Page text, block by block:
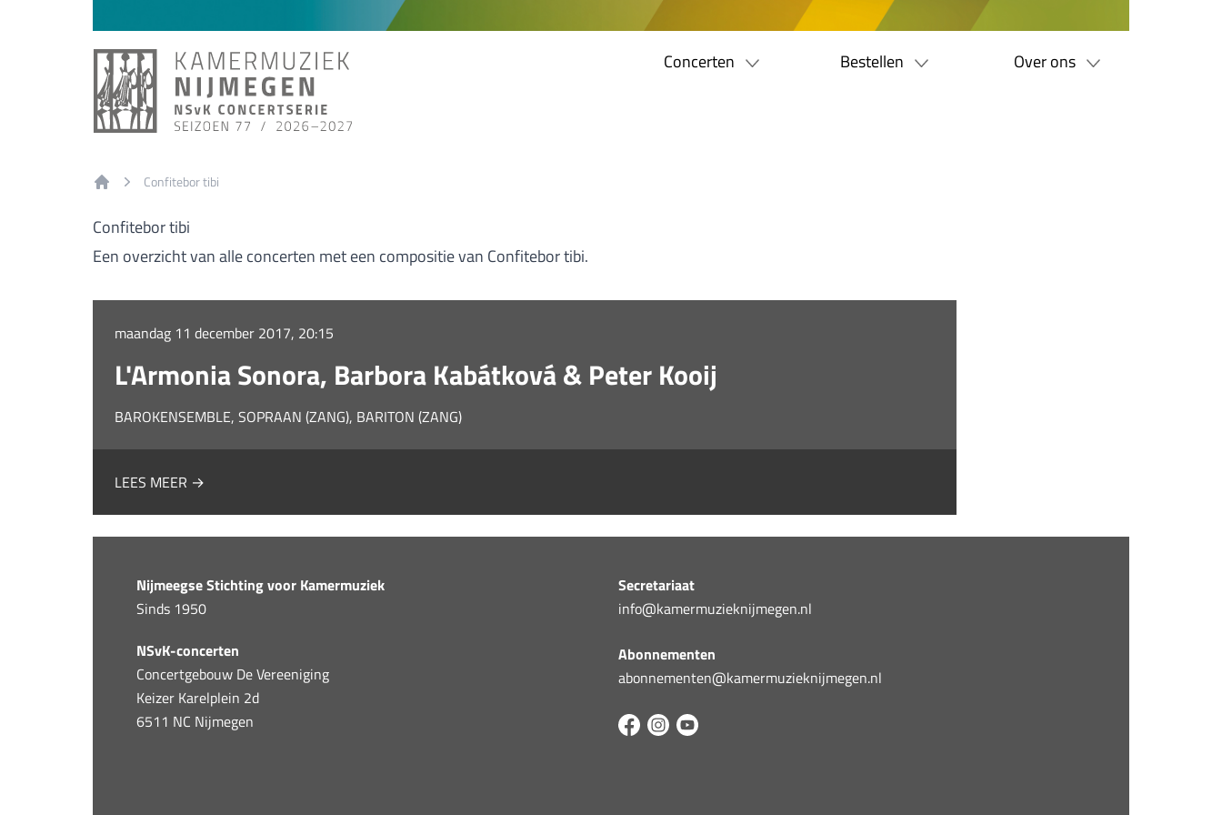
Concerten Bestellen Over ons
Confitebor tibi
Confitebor tibi
Een overzicht van alle concerten met een compositie van Confitebor tibi.
maandag 11 december 2017, 20:15
L'Armonia Sonora, Barbora Kabátková & Peter Kooij
BAROKENSEMBLE, SOPRAAN (ZANG), BARITON (ZANG)
LEES MEER →
Nijmeegse Stichting voor Kamermuziek
Sinds 1950
NSvK-concerten
Concertgebouw De Vereeniging
Keizer Karelplein 2d
6511 NC Nijmegen
Secretariaat
info@kamermuzieknijmegen.nl
Abonnementen
abonnementen@kamermuzieknijmegen.nl